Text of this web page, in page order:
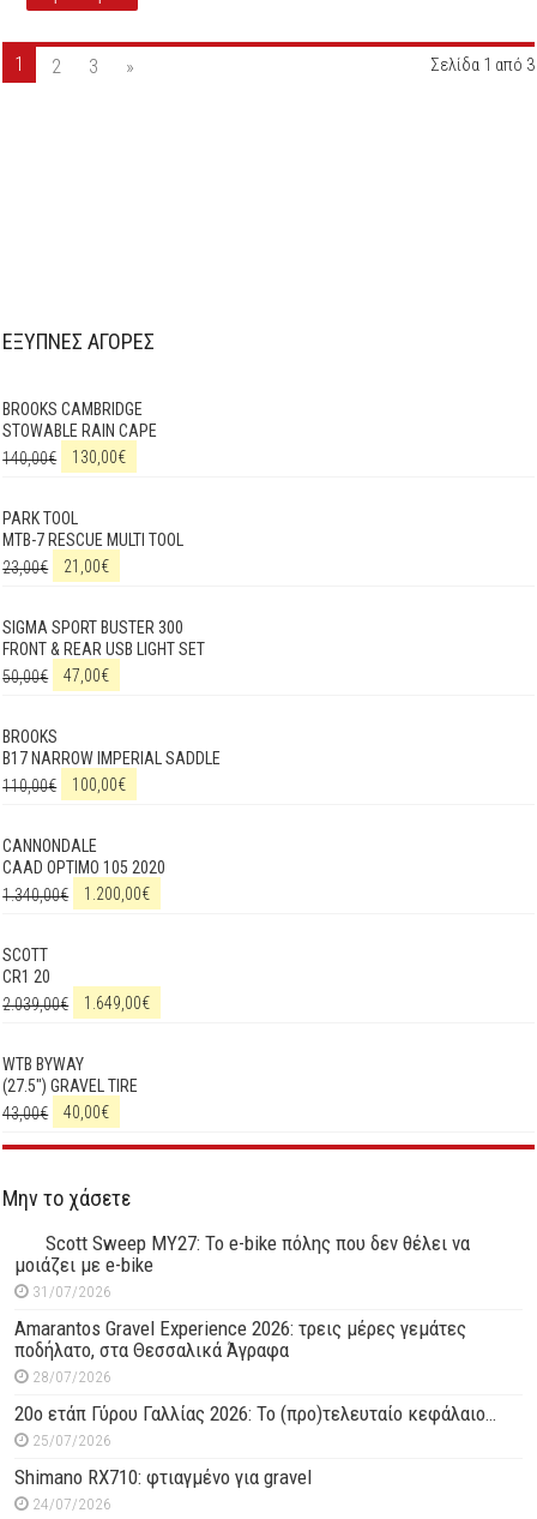
Σελίδα 1 από 3
1 2 3 »
ΕΞΥΠΝΕΣ ΑΓΟΡΕΣ
BROOKS CAMBRIDGE
STOWABLE RAIN CAPE
140,00€ 130,00€
PARK TOOL
MTB-7 RESCUE MULTI TOOL
23,00€ 21,00€
SIGMA SPORT BUSTER 300
FRONT & REAR USB LIGHT SET
50,00€ 47,00€
BROOKS
B17 NARROW IMPERIAL SADDLE
110,00€ 100,00€
CANNONDALE
CAAD OPTIMO 105 2020
1.340,00€ 1.200,00€
SCOTT
CR1 20
2.039,00€ 1.649,00€
WTB BYWAY
(27.5") GRAVEL TIRE
43,00€ 40,00€
Μην το χάσετε
Scott Sweep MY27: Το e-bike πόλης που δεν θέλει να
μοιάζει με e-bike
31/07/2026
Amarantos Gravel Experience 2026: τρεις μέρες γεμάτες
ποδήλατο, στα Θεσσαλικά Άγραφα
28/07/2026
20ο ετάπ Γύρου Γαλλίας 2026: Το (προ)τελευταίο κεφάλαιο…
25/07/2026
Shimano RX710: φτιαγμένο για gravel
24/07/2026